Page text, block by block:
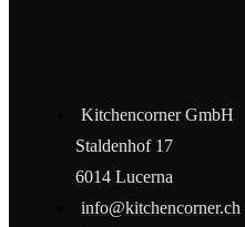
Kitchencorner GmbH
Staldenhof 17
6014 Lucerna
info@kitchencorner.ch